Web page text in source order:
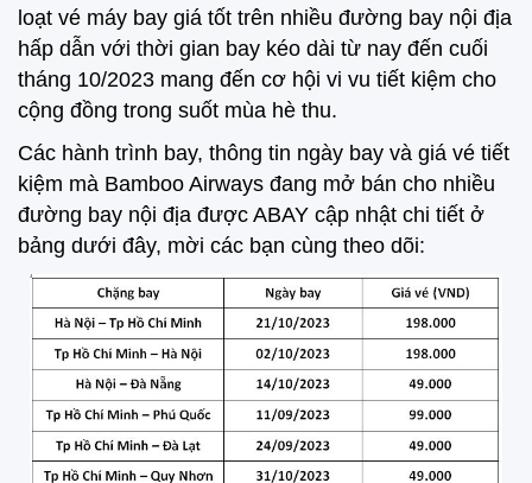
loạt vé máy bay giá tốt trên nhiều đường bay nội địa
hấp dẫn với thời gian bay kéo dài từ nay đến cuối
tháng 10/2023 mang đến cơ hội vi vu tiết kiệm cho
cộng đồng trong suốt mùa hè thu.
Các hành trình bay, thông tin ngày bay và giá vé tiết
kiệm mà Bamboo Airways đang mở bán cho nhiều
đường bay nội địa được ABAY cập nhật chi tiết ở
bảng dưới đây, mời các bạn cùng theo dõi: